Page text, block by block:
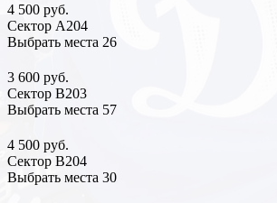
4 500 руб.
Сектор А204
Выбрать места 26
3 600 руб.
Сектор В203
Выбрать места 57
4 500 руб.
Сектор В204
Выбрать места 30